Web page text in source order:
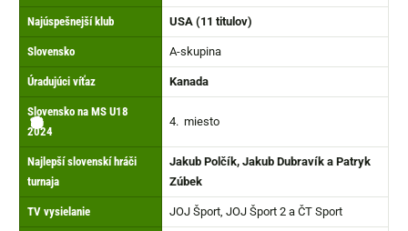
🏒
⏰
🏟️
🔢
🥇
Najúspešnejší klub USA (11 titulov)
🔀
Slovensko A-skupina
🏆
Úradujúci víťaz Kanada
Slovensko na MS U18
2024
4. miesto
Najlepší slovenskí hráči
turnaja
Jakub Polčík, Jakub Dubravík a Patryk
Zúbek
📺
TV vysielanie JOJ Šport, JOJ Šport 2 a ČT Sport
▶️
🤑
📑
✅